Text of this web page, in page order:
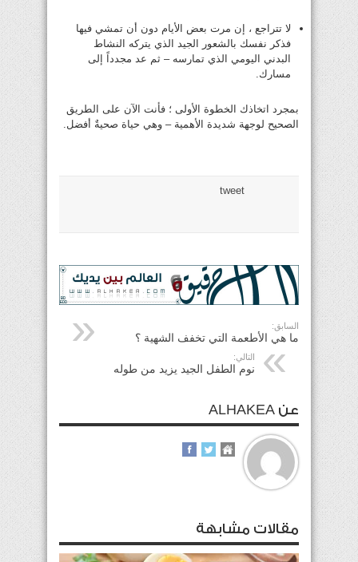
لا تتراجع ، إن مرت بعض الأيام دون أن تمشي فيها
فذكر نفسك بالشعور الجيد الذي يتركه النشاط
البدني اليومي الذي تمارسه – ثم عد مجدداً إلى
مسارك.
بمجرد اتخاذك الخطوة الأولى ؛ فأنت الآن على الطريق
الصحيح لوجهة شديدة الأهمية – وهي حياة صحيةٌ أفضل.
tweet
السابق:
ما هي الأطعمة التي تخفف الشهية ؟
التالي:
نوم الطفل الجيد يزيد من طوله
عن ALHAKEA
مقالات مشابهة